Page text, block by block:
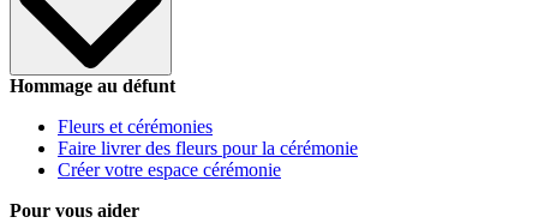
Hommage au défunt
Fleurs et cérémonies
Faire livrer des fleurs pour la cérémonie
Créer votre espace cérémonie
Pour vous aider